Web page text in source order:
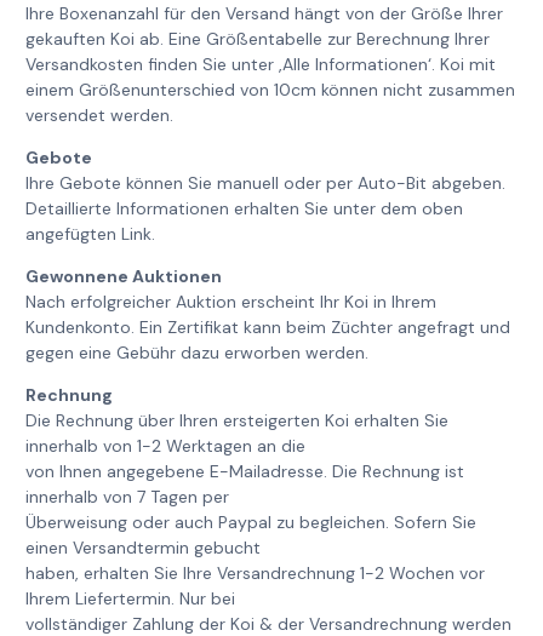
Ihre Boxenanzahl für den Versand hängt von der Größe Ihrer
gekauften Koi ab. Eine Größentabelle zur Berechnung Ihrer
Versandkosten finden Sie unter ‚Alle Informationen‘. Koi mit
einem Größenunterschied von 10cm können nicht zusammen
versendet werden.
Gebote
Ihre Gebote können Sie manuell oder per Auto-Bit abgeben.
Detaillierte Informationen erhalten Sie unter dem oben
angefügten Link.
Gewonnene Auktionen
Nach erfolgreicher Auktion erscheint Ihr Koi in Ihrem
Kundenkonto. Ein Zertifikat kann beim Züchter angefragt und
gegen eine Gebühr dazu erworben werden.
Rechnung
Die Rechnung über Ihren ersteigerten Koi erhalten Sie
innerhalb von 1-2 Werktagen an die
von Ihnen angegebene E-Mailadresse. Die Rechnung ist
innerhalb von 7 Tagen per
Überweisung oder auch Paypal zu begleichen. Sofern Sie
einen Versandtermin gebucht
haben, erhalten Sie Ihre Versandrechnung 1-2 Wochen vor
Ihrem Liefertermin. Nur bei
vollständiger Zahlung der Koi & der Versandrechnung werden